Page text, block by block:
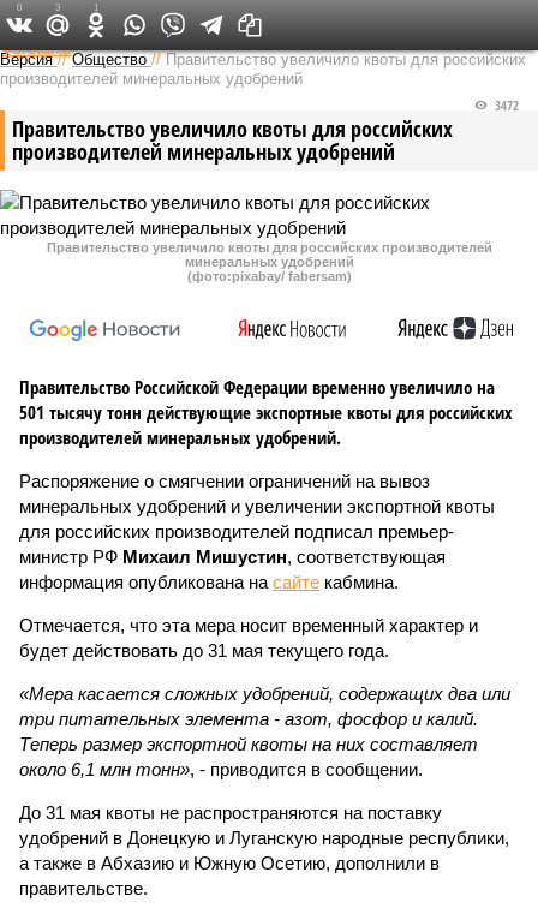
Федеральный выпуск
Версия //Общество //Правительство увеличило квоты для российских
производителей минеральных удобрений
Правительство увеличило квоты для российских
производителей минеральных удобрений
3472
Правительство увеличило квоты для российских производителей
минеральных удобрений
(фото:pixabay/ fabersam)
Правительство Российской Федерации временно увеличило на
501 тысячу тонн действующие экспортные квоты для российских
производителей минеральных удобрений.
Распоряжение о смягчении ограничений на вывоз
минеральных удобрений и увеличении экспортной квоты
для российских производителей подписал премьер-
министр РФ Михаил Мишустин, соответствующая
информация опубликована на сайте кабмина.
Отмечается, что эта мера носит временный характер и
будет действовать до 31 мая текущего года.
«Мера касается сложных удобрений, содержащих два или
три питательных элемента - азот, фосфор и калий.
Теперь размер экспортной квоты на них составляет
около 6,1 млн тонн», - приводится в сообщении.
До 31 мая квоты не распространяются на поставку
удобрений в Донецкую и Луганскую народные республики,
а также в Абхазию и Южную Осетию, дополнили в
правительстве.
0 3 1